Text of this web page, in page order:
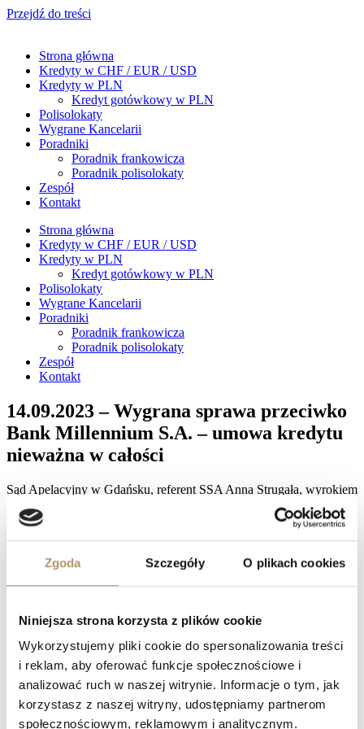
Zgoda Szczegóły O plikach cookies
Niniejsza strona korzysta z plików cookie
Wykorzystujemy pliki cookie do spersonalizowania treści
i reklam, aby oferować funkcje społecznościowe i
analizować ruch w naszej witrynie. Informacje o tym, jak
korzystasz z naszej witryny, udostępniamy partnerom
społecznościowym, reklamowym i analitycznym.
Przejdź do treści
Strona główna
Kredyty w CHF / EUR / USD
Kredyty w PLN
Kredyt gotówkowy w PLN
Polisolokaty
Wygrane Kancelarii
Poradniki
Poradnik frankowicza
Poradnik polisolokaty
Zespół
Kontakt
Strona główna
Kredyty w CHF / EUR / USD
Kredyty w PLN
Kredyt gotówkowy w PLN
Polisolokaty
Wygrane Kancelarii
Poradniki
Poradnik frankowicza
Poradnik polisolokaty
Zespół
Kontakt
14.09.2023 – Wygrana sprawa przeciwko
Bank Millennium S.A. – umowa kredytu
nieważna w całości
Sąd Apelacyjny w Gdańsku, referent SSA Anna Strugała, wyrokiem
z dnia 14 września 2023 roku (sygn. akt: V ACa 1138/22) na
rozprawie oddalił apelację pozwanego od wyroku Sądu
Okręgowego w Gdańsku z dnia 20 maja 2022 r., sygn. akt: I C
Millenium S.A. jest nieważna, zmienił zaskarżony wyrok o tyle
zasądził od Banku kwotę 8.100 zł tytułem zwrotu kosztów
ustawowymi odsetkami za opóźnienie za czas od uprawomocnienia
się tego orzeczenia do dnia zapłaty.
Facebook
Twitter
LinkedIn